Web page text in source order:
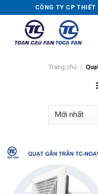
to
content
CÔNG TY CP
Trang chủ /